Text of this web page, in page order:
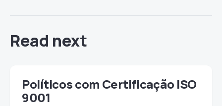
Read next
Políticos com Certificação ISO
9001